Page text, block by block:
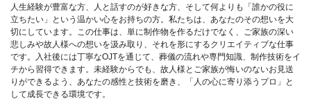
人生経験が豊富な方、人と話すのが好きな方、そして何よりも「誰かの役に
立ちたい」という温かい心をお持ちの方。私たちは、あなたのその想いを大
切にしています。この仕事は、単に制作物を作るだけでなく、ご家族の深い
悲しみや故人様への想いを汲み取り、それを形にするクリエイティブな仕事
です。入社後には丁寧なOJTを通じて、葬儀の流れや専門知識、制作技術をイ
チから習得できます。未経験からでも、故人様とご家族が悔いのないお見送
りができるよう、あなたの感性と技術を磨き、「人の心に寄り添うプロ」と
して成長できる環境です。